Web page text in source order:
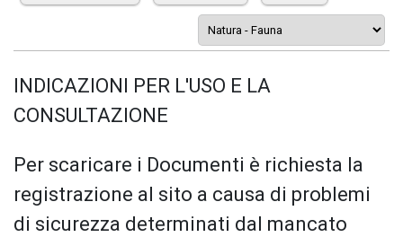
INDICAZIONI PER L'USO E LA
CONSULTAZIONE
Per scaricare i Documenti è richiesta la
registrazione al sito a causa di problemi
di sicurezza determinati dal mancato